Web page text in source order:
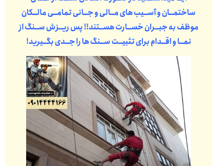
ساختمــان و آســیب های مــالی و جــانی تمامــی مالــکان
موظف به جبــران خســارت هســتند!! پس ریــزش ســنگ از
نمــا و اقــدام برای تثبیــت ســنگ ها را جــدی بگــیرید!